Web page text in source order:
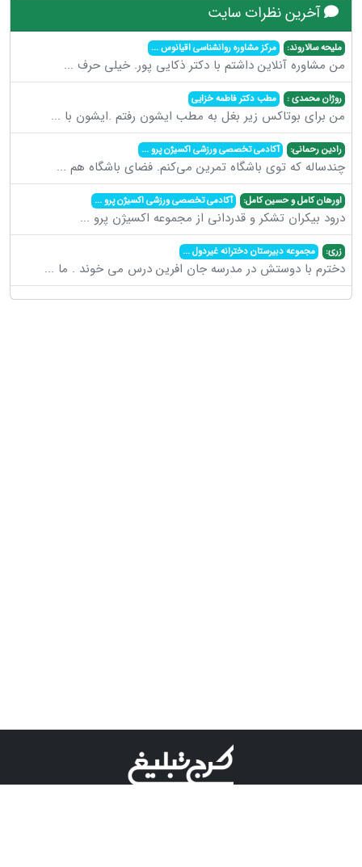
آخرین نظرات سایت
ملیحه سالاروند: مرکز مشاوره روانشناسی اقیانوس...
من مشاوره آنلاین داشتم با دکتر ذکایی پور. خیلی حرف ...
روژان محمدی : مطب دکتر فاطمه خزایی
من برای بوتاکس زیر بغل به مطب ایشون رفتم .ایشون با ...
رادین رحمانی: آکادمی تخصصی ورزشی اکسیژن پرو...
چندساله که توی باشگاه تمرین می‌کنم. فضای باشگاه هم ...
اورهان کامل و حسین کامل: آکادمی تخصصی ورزشی اکسیژن پرو...
درود بیکران تشکر و قدردانی از مجموعه اکسیژن پرو ...
زری: مجموعه دبیرستان دخترانه غیردول...
دخترم با دوستش در مدرسه جان افرین درس می خوند . ما ...